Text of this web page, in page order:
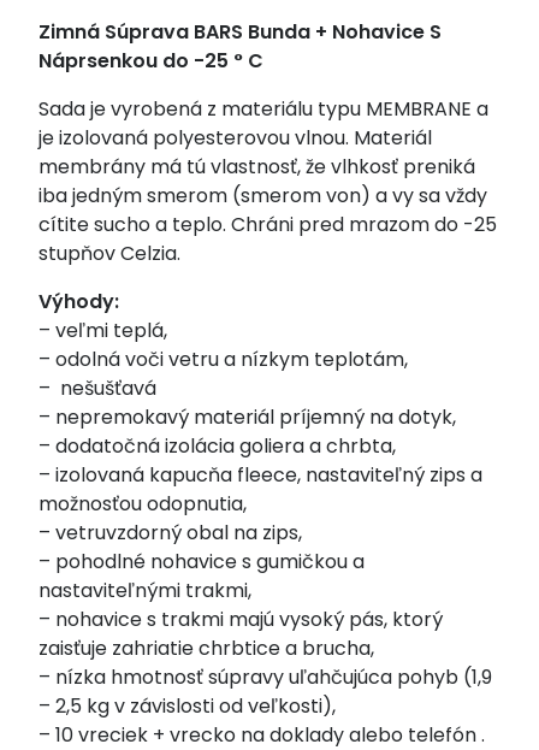
Zimná Súprava BARS Bunda + Nohavice S
Náprsenkou do -25 ° C
Sada je vyrobená z materiálu typu MEMBRANE a
je izolovaná polyesterovou vlnou. Materiál
membrány má tú vlastnosť, že vlhkosť preniká
iba jedným smerom (smerom von) a vy sa vždy
cítite sucho a teplo. Chráni pred mrazom do -25
stupňov Celzia.
Výhody:
– veľmi teplá,
– odolná voči vetru a nízkym teplotám,
– nešušťavá
– nepremokavý materiál príjemný na dotyk,
– dodatočná izolácia goliera a chrbta,
– izolovaná kapucňa fleece, nastaviteľný zips a
možnosťou odopnutia,
– vetruvzdorný obal na zips,
– pohodlné nohavice s gumičkou a
nastaviteľnými trakmi,
– nohavice s trakmi majú vysoký pás, ktorý
zaisťuje zahriatie chrbtice a brucha,
– nízka hmotnosť súpravy uľahčujúca pohyb (1,9
– 2,5 kg v závislosti od veľkosti),
– 10 vreciek + vrecko na doklady alebo telefón .